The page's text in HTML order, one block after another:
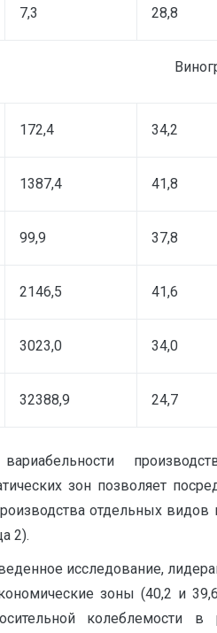
7,3 28,8
172,4 34,2
1387,4 41,8
99,9 37,8
2146,5 41,6
3023,0 34,0
32388,9 24,7
зон позволяет
отдельных
2).
исследование,
зоны (40,2 и
колеблемости